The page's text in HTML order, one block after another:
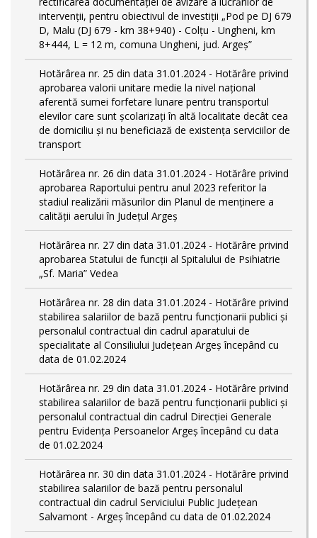
intervenții, pentru obiectivul de investiții „Pod pe DJ 679
D, Malu (DJ 679 - km 38+940) - Colțu - Ungheni, km
8+444, L = 12 m, comuna Ungheni, jud. Argeș”
Hotărârea nr. 25 din data 31.01.2024 - Hotărâre privind
aprobarea valorii unitare medie la nivel național
aferentă sumei forfetare lunare pentru transportul
elevilor care sunt şcolarizați în altă localitate decât cea
de domiciliu şi nu beneficiază de existența serviciilor de
transport
Hotărârea nr. 26 din data 31.01.2024 - Hotărâre privind
aprobarea Raportului pentru anul 2023 referitor la
stadiul realizării măsurilor din Planul de menținere a
calității aerului în Județul Argeș
Hotărârea nr. 27 din data 31.01.2024 - Hotărâre privind
aprobarea Statului de funcţii al Spitalului de Psihiatrie
„Sf. Maria” Vedea
Hotărârea nr. 28 din data 31.01.2024 - Hotărâre privind
stabilirea salariilor de bază pentru funcționarii publici și
personalul contractual din cadrul aparatului de
specialitate al Consiliului Județean Argeș începând cu
data de 01.02.2024
Hotărârea nr. 29 din data 31.01.2024 - Hotărâre privind
stabilirea salariilor de bază pentru funcționarii publici și
personalul contractual din cadrul Direcției Generale
pentru Evidența Persoanelor Argeş începând cu data
de 01.02.2024
Hotărârea nr. 30 din data 31.01.2024 - Hotărâre privind
stabilirea salariilor de bază pentru personalul
contractual din cadrul Serviciului Public Județean
Salvamont - Argeș începând cu data de 01.02.2024